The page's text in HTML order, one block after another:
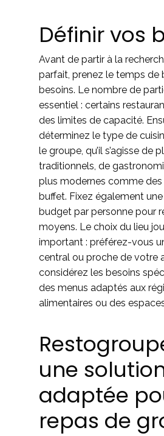
Définir vos
Avant de partir à la
parfait, prenez le temps de
besoins. Le nombre de
essentiel : certains
des limites de capacité.
déterminez le type de
le groupe, qu’il s’agisse de
traditionnels, de
plus modernes comme
buffet. Fixez également
budget par personne pour
moyens. Le choix du lieu
important : préférez-vous
central ou proche de votre
considérez les besoins
des menus adaptés aux
alimentaires ou des
une
adaptée
repas de